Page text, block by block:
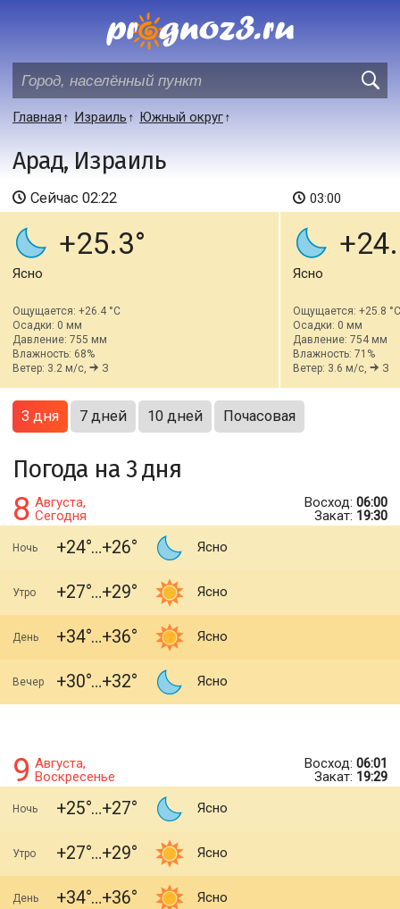
Главная Израиль Южный округ
Арад, Израиль
Сейчас 02:22
+25.3
Ясно
Ощущается: +26.4 °C
Осадки: 0 мм
Давление: 755 мм
Влажность: 68%
Ветер: 3.2 м/с,
З
03:00
Ясно
Ощущается: +25.8 °C
Осадки: 0 мм
Давление: 754 мм
Влажность: 71%
Ветер: 3.6 м/с,
З
3 дня 7 дней 10 дней Почасовая
Погода на 3 дня
8 Августа,
Сегодня
Восход: 06:00
Закат: 19:30
Ночь +24 +26 Ясно
Утро +27 +29 Ясно
День +34 +36 Ясно
Вечер +30 +32 Ясно
9 Августа,
Воскресенье
Восход: 06:01
Закат: 19:29
Ночь +25 +27 Ясно
Утро +27 +29 Ясно
День +34 +36 Ясно